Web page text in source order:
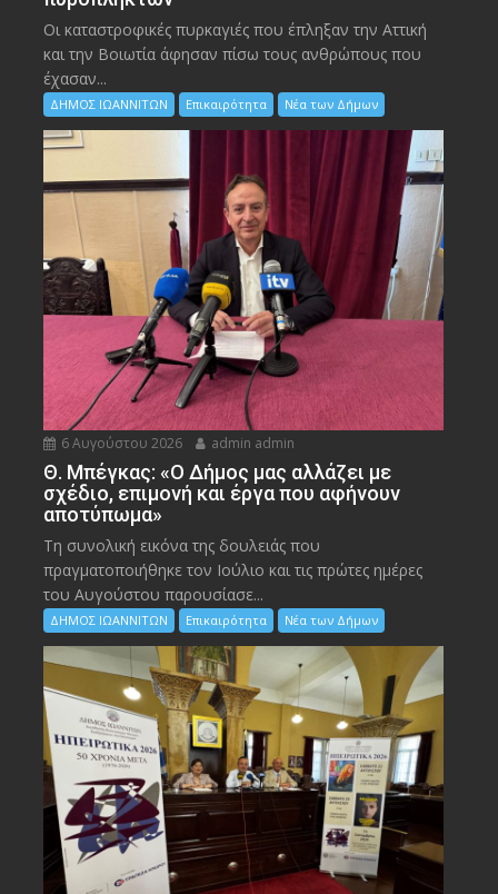
Οι καταστροφικές πυρκαγιές που έπληξαν την Αττική
και την Bοιωτία άφησαν πίσω τους ανθρώπους που
έχασαν...
ΔΗΜΟΣ ΙΩΑΝΝΙΤΩΝ Επικαιρότητα Νέα των Δήμων
6 Αυγούστου 2026 admin admin
Θ. Μπέγκας: «Ο Δήμος μας αλλάζει με
σχέδιο, επιμονή και έργα που αφήνουν
αποτύπωμα»
Τη συνολική εικόνα της δουλειάς που
πραγματοποιήθηκε τον Ιούλιο και τις πρώτες ημέρες
του Αυγούστου παρουσίασε...
ΔΗΜΟΣ ΙΩΑΝΝΙΤΩΝ Επικαιρότητα Νέα των Δήμων